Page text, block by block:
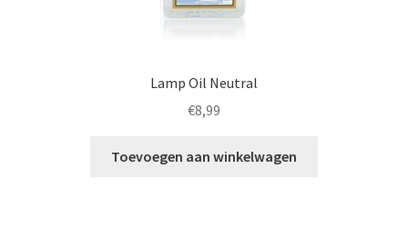
Lamp Oil Neutral
€8,99
Toevoegen aan winkelwagen